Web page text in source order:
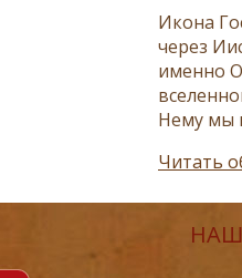
Икона
через
именно
Нему мы
Читать